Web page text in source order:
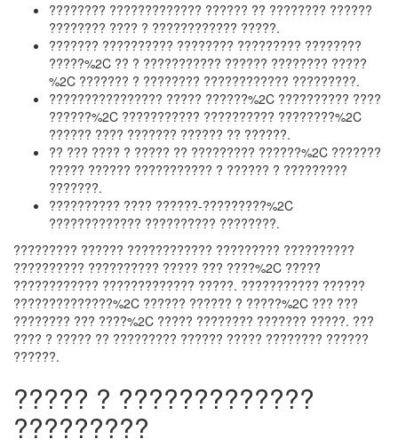
???????? ????????????? ?????? ?? ???????? ??????
???????? ???? ? ???????????? ?????.
??????? ?????????? ???????? ????????? ????????
?????%2C ?? ? ??????????? ?????? ???????? ?????
%2C ??????? ? ???????? ???????????? ?????????.
???????????????? ????? ??????%2C ?????????? ????
??????%2C ??????????? ?????????? ????????%2C
?????? ???? ??????? ?????? ?? ??????.
?? ??? ???? ? ????? ?? ????????? ??????%2C ???????
????? ?????? ??????????? ? ?????? ? ?????????
???????.
?????????? ???? ??????-?????????%2C
????????????? ?????????? ????????.
????????? ?????? ???????????? ????????? ??????????
?????????? ?????????? ????? ??? ????%2C ?????
???????????? ????????????? ?????. ??????????? ??????
??????????????%2C ?????? ?????? ? ?????%2C ??? ???
???????? ??? ????%2C ????? ???????? ??????? ?????. ???
???? ? ????? ?? ????????? ?????? ????? ???????? ??????
??????.
????? ? ?????????????
?????????